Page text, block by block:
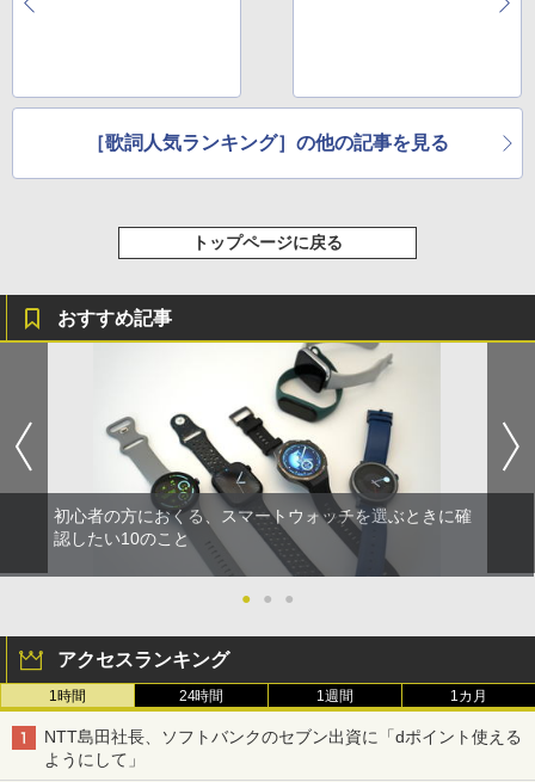
［歌詞人気ランキング］の他の記事を見る
トップページに戻る
おすすめ記事
初心者の方におくる、スマートウォッチを選ぶときに確
認したい10のこと
● ● ●
アクセスランキング
1時間 24時間 1週間 1カ月
NTT島田社長、ソフトバンクのセブン出資に「dポイント使える
ようにして」